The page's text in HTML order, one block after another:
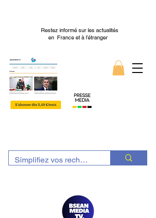
Restez informé sur les actualités
en France et à l’étranger